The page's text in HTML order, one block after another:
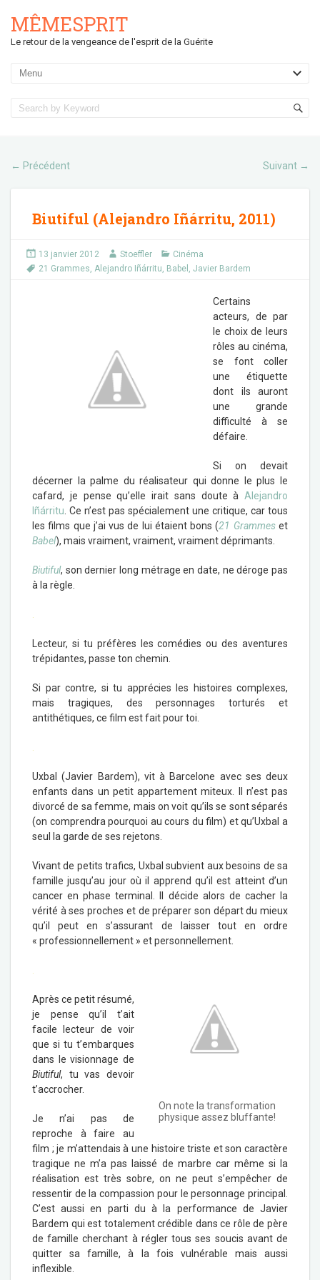
MÊMESPRIT
Le retour de la vengeance de l'esprit de la Guérite
← Précédent Suivant →
Biutiful (Alejandro Iñárritu, 2011)
13 janvier 2012 Stoeffler
Cinéma
21 Grammes, Alejandro Iñárritu, Babel , Javier Bardem
Certains
acteurs, de par
le choix de leurs
rôles au cinéma,
se font coller
une étiquette
dont ils auront
une grande
difficulté à se
défaire.
Si on devait
décerner la palme du réalisateur qui donne le plus le
cafard, je pense qu’elle irait sans doute à Alejandro
Iñárritu . Ce n’est pas spécialement une critique, car tous
les films que j’ai vus de lui étaient bons (21 Grammeset
Babel), mais vraiment, vraiment, vraiment déprimants.
Biutiful, son dernier long métrage en date, ne déroge pas
à la règle.
Lecteur, si tu préfères les comédies ou des aventures
trépidantes, passe ton chemin.
Si par contre, si tu apprécies les histoires complexes,
mais tragiques, des personnages torturés et
antithétiques, ce film est fait pour toi.
Uxbal (Javier Bardem), vit à Barcelone avec ses deux
enfants dans un petit appartement miteux. Il n’est pas
divorcé de sa femme, mais on voit qu’ils se sont séparés
(on comprendra pourquoi au cours du film) et qu’Uxbal a
seul la garde de ses rejetons.
Vivant de petits trafics, Uxbal subvient aux besoins de sa
famille jusqu’au jour où il apprend qu’il est atteint d’un
cancer en phase terminal. Il décide alors de cacher la
vérité à ses proches et de préparer son départ du mieux
qu’il peut en s’assurant de laisser tout en ordre
« professionnellement » et personnellement.
On note la transformation
physique assez bluffante!
Après ce petit résumé,
je pense qu’il t’ait
facile lecteur de voir
que si tu t’embarques
dans le visionnage de
Biutiful, tu vas devoir
t’accrocher.
Je n’ai pas de
reproche à faire au
film ; je m’attendais à une histoire triste et son caractère
tragique ne m’a pas laissé de marbre car même si la
réalisation est très sobre, on ne peut s’empêcher de
ressentir de la compassion pour le personnage principal.
C’est aussi en parti du à la performance de Javier
Bardem qui est totalement crédible dans ce rôle de père
de famille cherchant à régler tous ses soucis avant de
quitter sa famille, à la fois vulnérable mais aussi
inflexible.